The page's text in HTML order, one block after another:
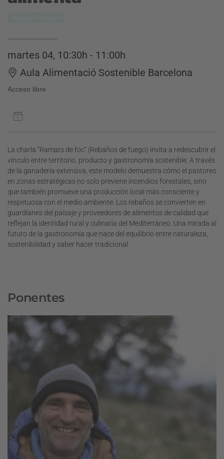
martes 04, 10:30h - 11:00h
Aula Alimentació Sostenible Barcelona
Acceso libre
La charla “Ramats de foc” (Rebaños de fuego) invita a redescubrir el
vínculo entre territorio, producto y gastronomía sostenible. A través
de la ganadería extensiva, este modelo demuestra cómo el pastoreo
en zonas estratégicas no solo previene incendios forestales, sino
que también promueve una producción local más consciente y
respetuosa con el medio ambiente. Los rebaños se convierten en
guardianes del paisaje y proveedores de alimentos de calidad que
reflejan la identidad rural y culinaria del Mediterráneo. Una mirada al
futuro de la gastronomía que nace del equilibrio entre naturaleza,
sostenibilidad y saber hacer tradicional.
Ponentes